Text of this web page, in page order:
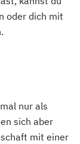
oder dich mit
nur als
sich aber
mit einer